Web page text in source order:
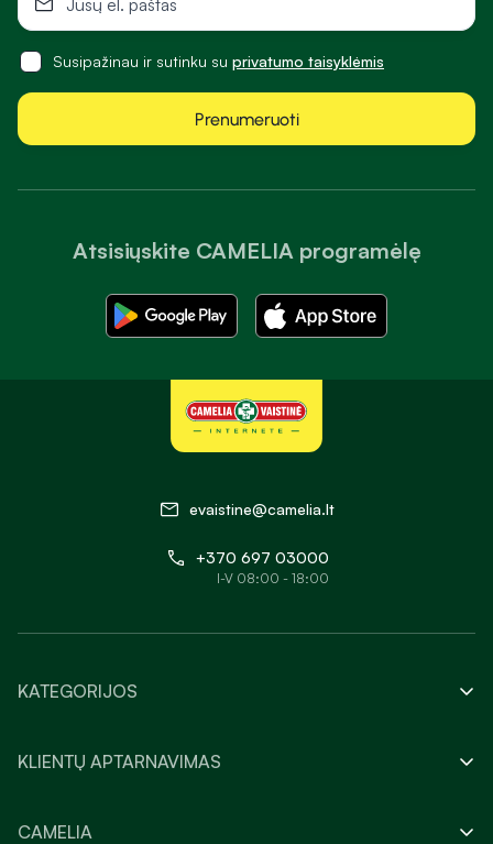
Atsisiųskite CAMELIA programėlę
Susipažinau ir sutinku su privatumo taisyklėmis
Prenumeruoti
evaistine@camelia.lt
+370 697 03000
I-V 08:00 - 18:00
KATEGORIJOS
KLIENTŲ APTARNAVIMAS
CAMELIA